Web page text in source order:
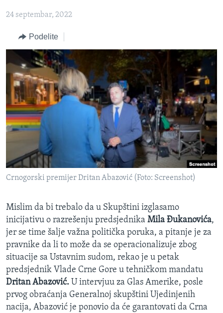
NAUKA I TEHNOLOGIJA
MEDICINA
KULTURA
DRUŠTVO
SPORT
INTERVJU
Jezici
24 septembar, 2022
Podelite
Crnogorski premijer Dritan Abazović (Foto: Screenshot)
Mislim da bi trebalo da u Skupštini izglasamo
inicijativu o razrešenju predsjednika Mila Đukanovića,
jer se time šalje važna politička poruka, a pitanje je za
pravnike da li to može da se operacionalizuje zbog
situacije sa Ustavnim sudom, rekao je u petak
predsjednik Vlade Crne Gore u tehničkom mandatu
Dritan Abazović. U intervjuu za Glas Amerike, posle
prvog obraćanja Generalnoj skupštini Ujedinjenih
nacija, Abazović je ponovio da će garantovati da Crna